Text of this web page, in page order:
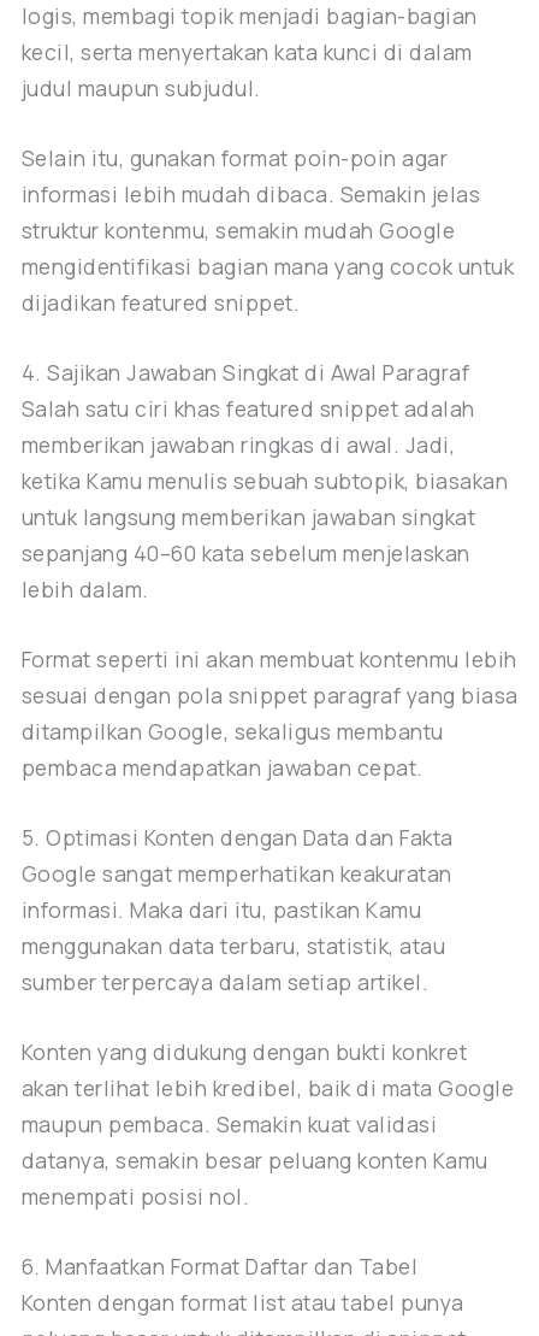
logis, membagi topik menjadi bagian-bagian
kecil, serta menyertakan kata kunci di dalam
judul maupun subjudul.
Selain itu, gunakan format poin-poin agar
informasi lebih mudah dibaca. Semakin jelas
struktur kontenmu, semakin mudah Google
mengidentifikasi bagian mana yang cocok untuk
dijadikan featured snippet.
4. Sajikan Jawaban Singkat di Awal Paragraf
Salah satu ciri khas featured snippet adalah
memberikan jawaban ringkas di awal. Jadi,
ketika Kamu menulis sebuah subtopik, biasakan
untuk langsung memberikan jawaban singkat
sepanjang 40–60 kata sebelum menjelaskan
lebih dalam.
Format seperti ini akan membuat kontenmu lebih
sesuai dengan pola snippet paragraf yang biasa
ditampilkan Google, sekaligus membantu
pembaca mendapatkan jawaban cepat.
5. Optimasi Konten dengan Data dan Fakta
Google sangat memperhatikan keakuratan
informasi. Maka dari itu, pastikan Kamu
menggunakan data terbaru, statistik, atau
sumber terpercaya dalam setiap artikel.
Konten yang didukung dengan bukti konkret
akan terlihat lebih kredibel, baik di mata Google
maupun pembaca. Semakin kuat validasi
datanya, semakin besar peluang konten Kamu
menempati posisi nol.
6. Manfaatkan Format Daftar dan Tabel
Konten dengan format list atau tabel punya